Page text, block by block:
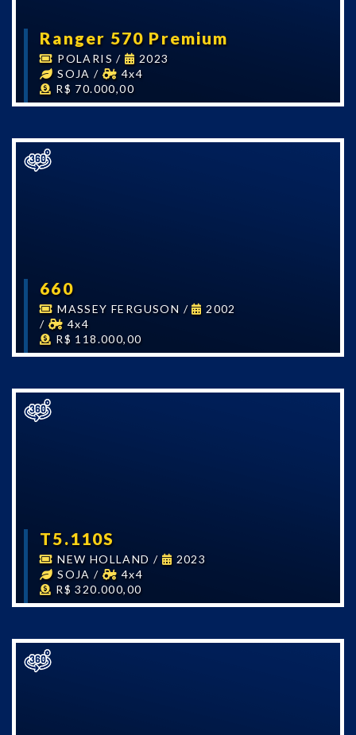
Ranger 570 Premium
POLARIS /
2023
SOJA /
4x4
R$ 70.000,00
660
MASSEY FERGUSON /
2002
/
4x4
R$ 118.000,00
T5.110S
NEW HOLLAND /
2023
SOJA /
4x4
R$ 320.000,00